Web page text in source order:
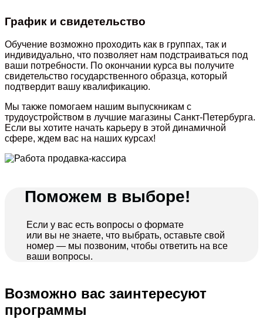
График и свидетельство
Обучение возможно проходить как в группах, так и
индивидуально, что позволяет нам подстраиваться под
ваши потребности. По окончании курса вы получите
свидетельство государственного образца, который
подтвердит вашу квалификацию.
Мы также помогаем нашим выпускникам с
трудоустройством в лучшие магазины Санкт-Петербурга.
Если вы хотите начать карьеру в этой динамичной
сфере, ждем вас на наших курсах!
Поможем в выборе!
Если у вас есть вопросы о формате
или вы не знаете, что выбрать, оставьте свой
номер — мы позвоним, чтобы ответить на все
ваши вопросы.
Возможно вас заинтересуют
программы